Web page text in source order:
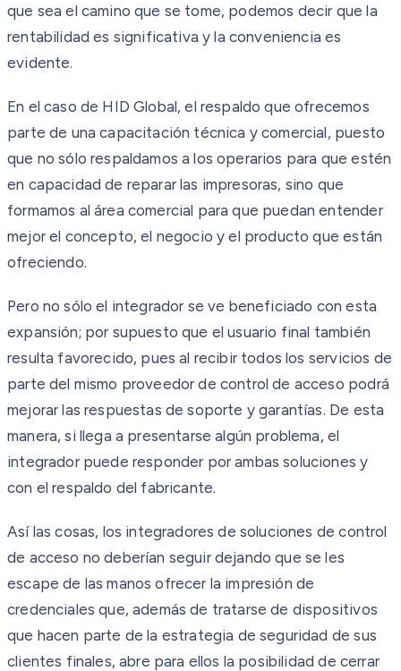
que sea el camino que se tome, podemos decir que la
rentabilidad es significativa y la conveniencia es
evidente.
En el caso de HID Global, el respaldo que ofrecemos
parte de una capacitación técnica y comercial, puesto
que no sólo respaldamos a los operarios para que estén
en capacidad de reparar las impresoras, sino que
formamos al área comercial para que puedan entender
mejor el concepto, el negocio y el producto que están
ofreciendo.
Pero no sólo el integrador se ve beneficiado con esta
expansión; por supuesto que el usuario final también
resulta favorecido, pues al recibir todos los servicios de
parte del mismo proveedor de control de acceso podrá
mejorar las respuestas de soporte y garantías. De esta
manera, si llega a presentarse algún problema, el
integrador puede responder por ambas soluciones y
con el respaldo del fabricante.
Así las cosas, los integradores de soluciones de control
de acceso no deberían seguir dejando que se les
escape de las manos ofrecer la impresión de
credenciales que, además de tratarse de dispositivos
que hacen parte de la estrategia de seguridad de sus
clientes finales, abre para ellos la posibilidad de cerrar